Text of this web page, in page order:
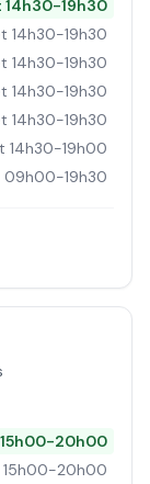
19h30
14h30-19h30
14h30-19h30
14h30-19h30
14h30-19h30
14h30-19h00
09h00-19h30
20h00
20h00